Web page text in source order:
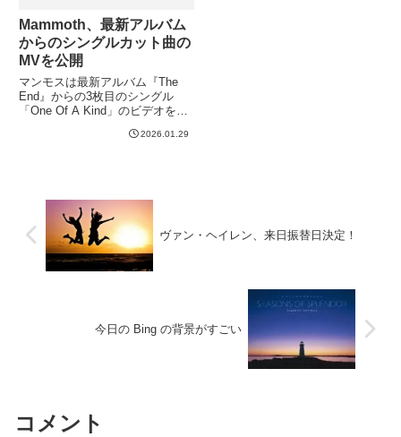
Mammoth、最新アルバム
からのシングルカット曲の
MVを公開
マンモスは最新アルバム『The
End』からの3枚目のシングル
「One Of A Kind」のビデオを公
2026.01.29
ヴァン・ヘイレン、来日振替日決定！
今日の Bing の背景がすごい
コメント